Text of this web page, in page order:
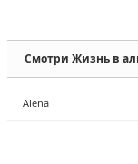
Смотри Жизнь в
Alena